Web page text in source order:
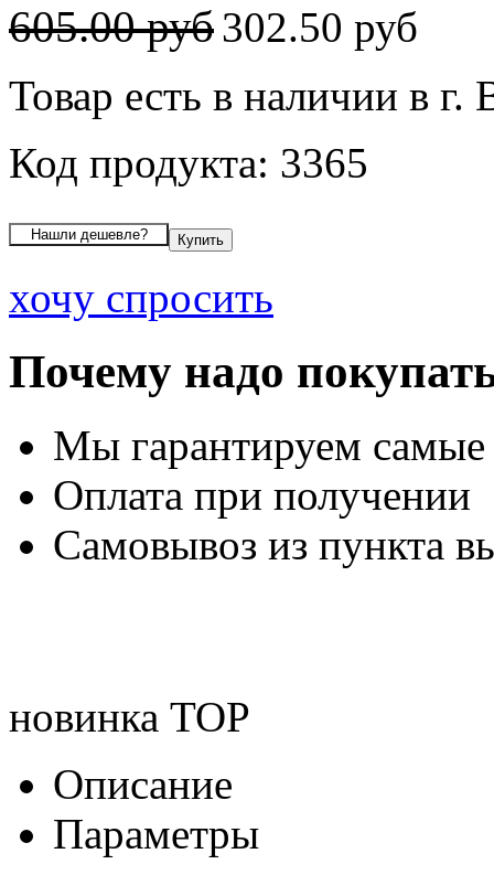
605.00 руб302.50 руб
Товар есть в наличии в г.
Код продукта: 3365
хочу спросить
Почему надо
Мы гарантируем
Оплата при получении
Самовывоз из пункта
новинка TOP
Описание
Параметры